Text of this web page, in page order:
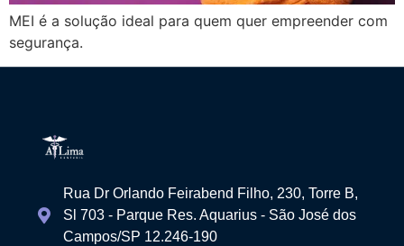
MEI é a solução ideal para quem quer empreender com
segurança.
Rua Dr Orlando Feirabend Filho, 230, Torre B,
Sl 703 - Parque Res. Aquarius - São José dos
Campos/SP 12.246-190